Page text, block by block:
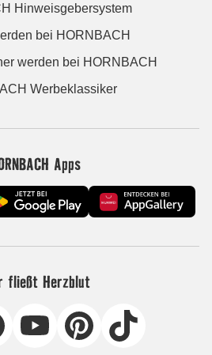
Hinweisgebersystem
bei HORNBACH
werden bei HORNBACH
Werbeklassiker
Apps
fließt Herzblut